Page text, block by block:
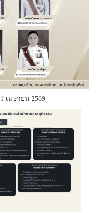
เมษายน 2569